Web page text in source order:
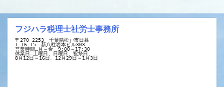
フジハラ税理士社労士事務所
〒270−2253　千葉県松戸市日暮
1-16-15　新八柱岩本ビル303
営業時間…月～金　9:00～17:30
休業日…土曜日、日曜日、祝祭日、
8月12日～16日、12月29日～1月3日